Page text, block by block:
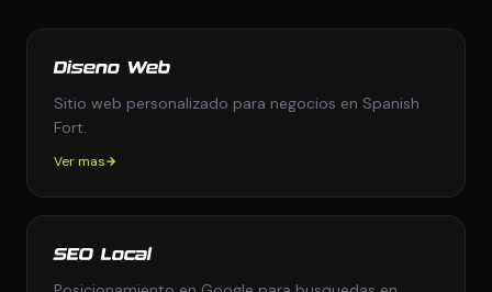
Diseno Web
Sitio web personalizado para negocios en Spanish
Fort.
Ver mas
SEO Local